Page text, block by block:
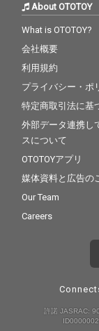
About OTOTOY
What is OTOTOY?
会社概要
利用規約
プライバシー・ポ
特定商取引法に基
外部データ連携し
スについて
OTOTOYアプリ
媒体資料と広告の
Our Team
Careers
許諾 JASRAC: